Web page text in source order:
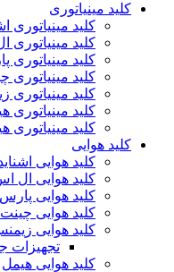
کلید مینیاتوری
کلید مینیاتوری
کلید مینیاتوری
کلید مینیاتوری
کلید مینیاتوری
کلید مینیاتوری
کلید مینیاتوری
کلید مینیاتوری
کلید هوایی
کلید هوایی
کلید هوایی ال
کلید هوایی
کلید هوایی چینت
کلید هوایی
تجهیزات
کلید هوایی هیمل